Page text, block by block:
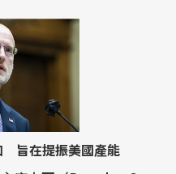
旨在提振美國產能